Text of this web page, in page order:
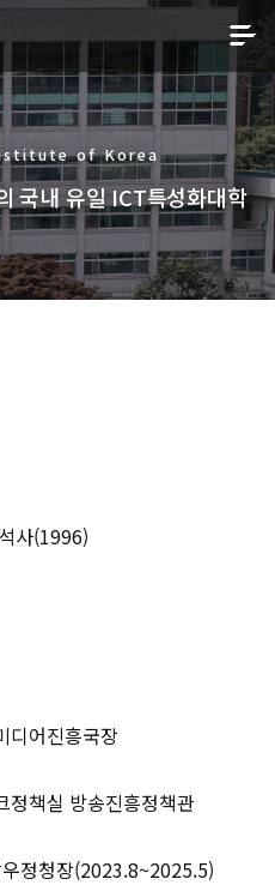
of Korea
국내 유일 ICT특성화대학
사(1996)
디어진흥국장
정책실 방송진흥정책관
정청장(2023.8~2025.5)